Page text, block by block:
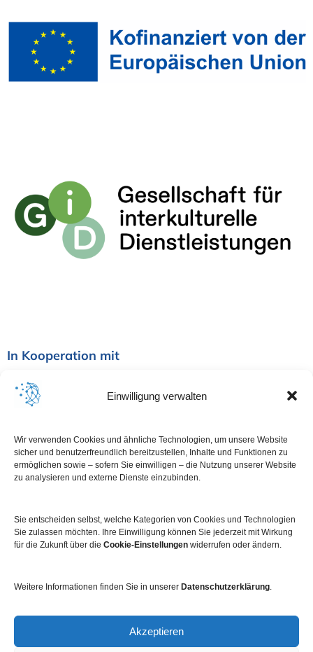
Einwilligung verwalten
Wir verwenden Cookies und ähnliche Technologien, um unsere Website
sicher und benutzerfreundlich bereitzustellen, Inhalte und Funktionen zu
ermöglichen sowie – sofern Sie einwilligen – die Nutzung unserer Website
zu analysieren und externe Dienste einzubinden.
Sie entscheiden selbst, welche Kategorien von Cookies und Technologien
Sie zulassen möchten. Ihre Einwilligung können Sie jederzeit mit Wirkung
für die Zukunft über die Cookie-Einstellungen widerrufen oder ändern.
Weitere Informationen finden Sie in unserer Datenschutzerklärung.
Akzeptieren
In Kooperation mit